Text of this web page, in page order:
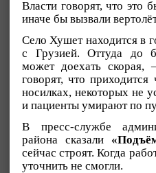
Власти говорят, что это
иначе бы вызвали
Село Хушет находится в
с Грузией. Оттуда до
может доехать
говорят, что
носилках, некоторых не
и пациенты умирают по
В пресс-службе
района сказали
сейчас строят. Когда
уточнить не смогли.